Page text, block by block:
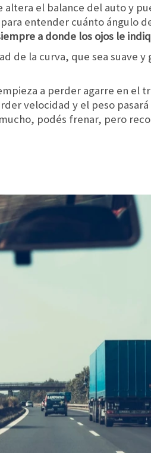
el balance del auto y
para entender cuánto ángulo
a donde los ojos le
de la curva, que sea suave
a perder agarre en el
velocidad y el peso
podés frenar, pero